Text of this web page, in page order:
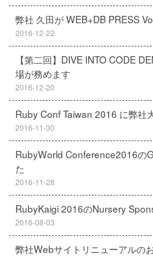
弊社 久田が WEB+DB PRESS
2016-12-22
【第二回】DIVE INTO CODE
場が務めます
2016-12-20
Ruby Conf Taiwan 2016 に弊社
2016-11-30
RubyWorld Conference2016の
た
2016-11-28
RubyKaigi 2016のNursery
2016-08-03
弊社Webサイトリニューアルの